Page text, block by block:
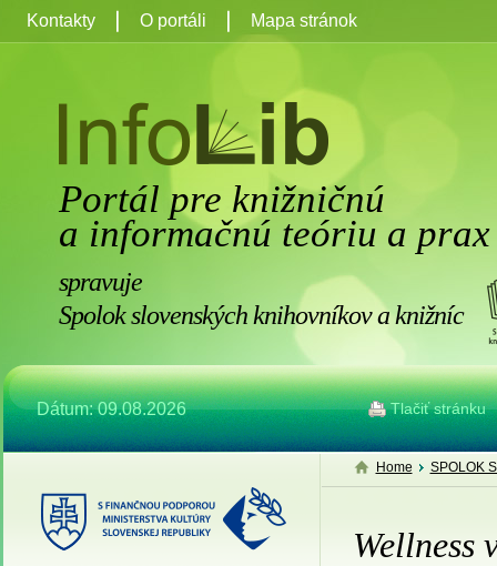
Portál pre knižničnú
a informačnú teóriu a prax
spravuje
Spolok slovenských knihovníkov a knižníc
Dátum: 09.08.2026 Tlačiť stránku
Kontakty O portáli Mapa stránok
Home SPOLOK
Wellness